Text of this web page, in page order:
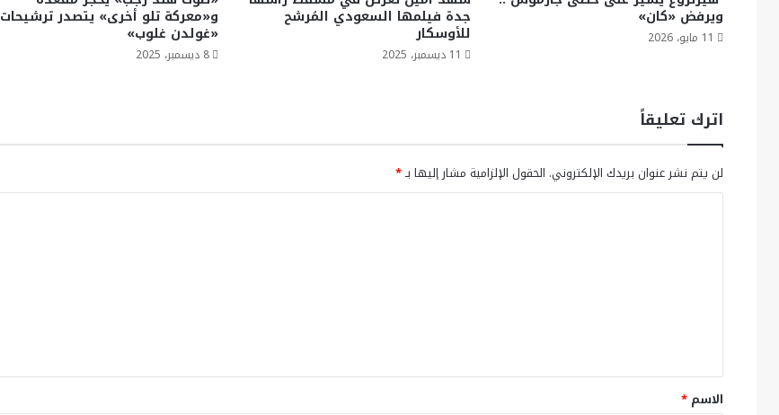
ويرفض «كان»
11 مايو، 2026
جدة فيلمها السعودي المُرشح
للأوسكار
11 ديسمبر، 2025
و«معركة تلو أخرى» يتصدر ترشيحات
«غولدن غلوب»
8 ديسمبر، 2025
اترك تعليقاً
لن يتم نشر عنوان بريدك الإلكتروني. الحقول الإلزامية مشار إليها بـ*
*
الاسم *